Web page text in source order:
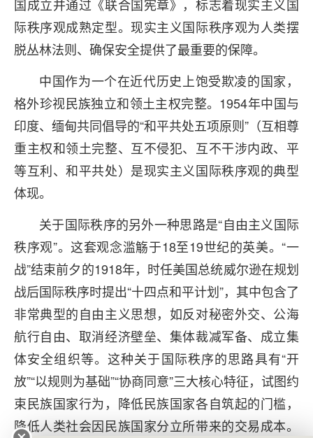
国成立并通过《联合国宪章》，标志着现实主义国
际秩序观成熟定型。现实主义国际秩序观为人类摆
脱丛林法则、确保安全提供了最重要的保障。
中国作为一个在近代历史上饱受欺凌的国家，
格外珍视民族独立和领土主权完整。1954年中国与
印度、缅甸共同倡导的“和平共处五项原则”（互相尊
重主权和领土完整、互不侵犯、互不干涉内政、平
等互利、和平共处）是现实主义国际秩序观的典型
体现。
关于国际秩序的另外一种思路是“自由主义国际
秩序观”。这套观念滥觞于18至19世纪的英美。“一
战”结束前夕的1918年，时任美国总统威尔逊在规划
战后国际秩序时提出“十四点和平计划”，其中包含了
非常典型的自由主义思想，如反对秘密外交、公海
航行自由、取消经济壁垒、集体裁减军备、成立集
体安全组织等。这种关于国际秩序的思路具有“开
放”“以规则为基础”“协商同意”三大核心特征，试图约
束民族国家行为，降低民族国家各自筑起的门槛，
降低人类社会因民族国家分立所带来的交易成本。